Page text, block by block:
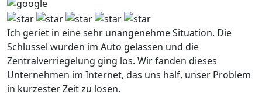
Ich geriet in eine sehr unangenehme Situation. Die
Schlussel wurden im Auto gelassen und die
Zentralverriegelung ging los. Wir fanden dieses
Unternehmen im Internet, das uns half, unser Problem
in kurzester Zeit zu losen.